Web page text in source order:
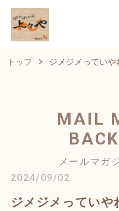
トップ ジメジメっていや
MAIL
メールマガ
2024/09/02
ジメジメっていや